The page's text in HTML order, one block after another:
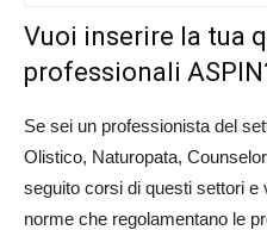
Vuoi inserire la tua
professionali
Se sei un professionista del
Olistico, Naturopata,
seguito corsi di questi settori
norme che regolamentano le